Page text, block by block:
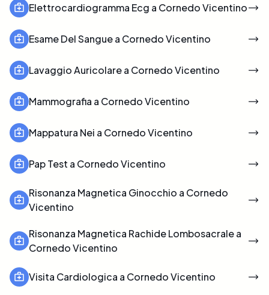
Elettrocardiogramma Ecg a Cornedo Vicentino
Esame Del Sangue a Cornedo Vicentino
Lavaggio Auricolare a Cornedo Vicentino
Mammografia a Cornedo Vicentino
Mappatura Nei a Cornedo Vicentino
Pap Test a Cornedo Vicentino
Risonanza Magnetica Ginocchio a Cornedo
Vicentino
Risonanza Magnetica Rachide Lombosacrale a
Cornedo Vicentino
Visita Cardiologica a Cornedo Vicentino